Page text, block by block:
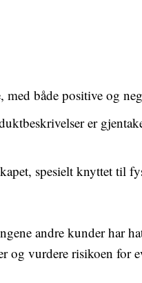
både positive og
er
spesielt knyttet til
andre kunder har
og vurdere risikoen for